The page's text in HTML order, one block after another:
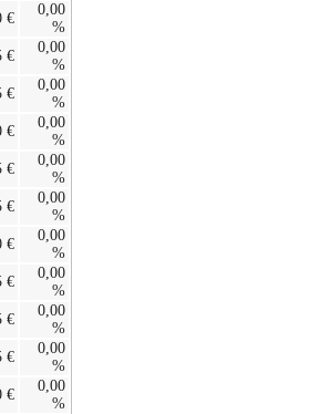
€
0,00
%
€
0,00
%
€
0,00
%
€
0,00
%
€
0,00
%
€
0,00
%
€
0,00
%
€
0,00
%
€
0,00
%
€
0,00
%
€
0,00
%